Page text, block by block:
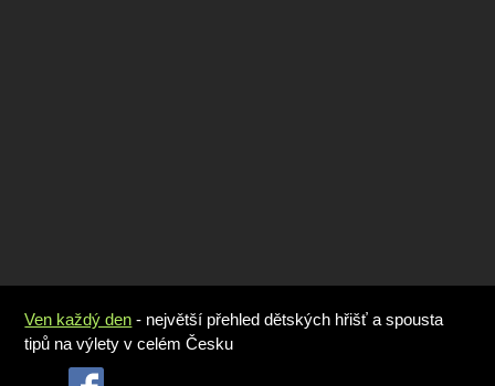
Ven každý den - největší přehled dětských hřišť a spousta
tipů na výlety v celém Česku